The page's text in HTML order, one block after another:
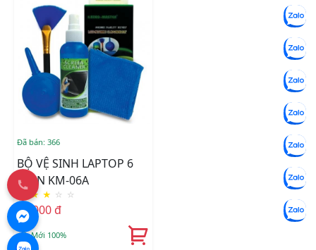
Đã bán: 366
BỘ VỆ SINH LAPTOP 6
MÓN KM-06A
★ ★ ☆ ☆
65.000 đ
Mới 100%